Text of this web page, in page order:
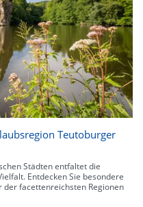
Teutoburger
Städten entfaltet die
Entdecken Sie besondere
facettenreichsten Regionen